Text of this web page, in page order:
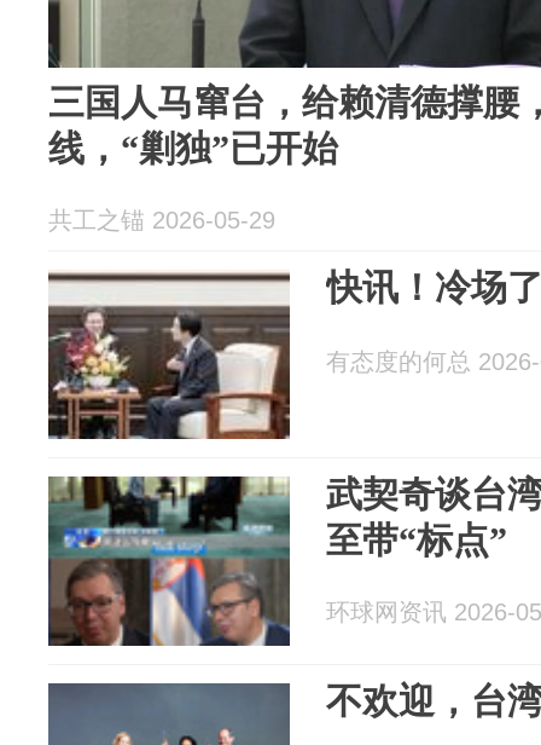
三国人马窜台，给赖清德撑腰
线，“剿独”已开始
共工之锚 2026-05-29
快讯！冷场
有态度的何总
武契奇谈台
至带“标点”
环球网资讯 2026-
不欢迎，台